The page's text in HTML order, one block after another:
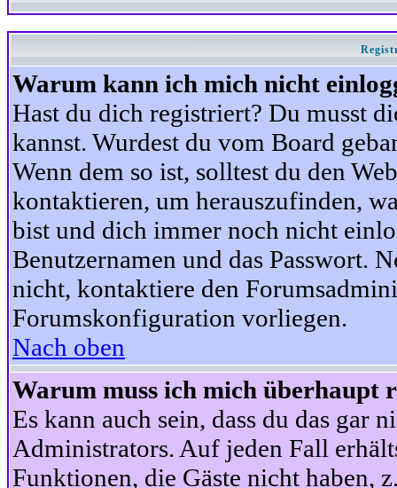
Warum kann ich mich nicht
Hast du dich registriert? Du musst
kannst. Wurdest du vom Board
Wenn dem so ist, solltest du den
kontaktieren, um herauszufinden,
bist und dich immer noch nicht
Benutzernamen und das Passwort.
nicht, kontaktiere den
Forumskonfiguration vorliegen.
Nach oben
Warum muss ich mich überhaupt
Es kann auch sein, dass du das gar
Administrators. Auf jeden Fall
Funktionen, die Gäste nicht haben,